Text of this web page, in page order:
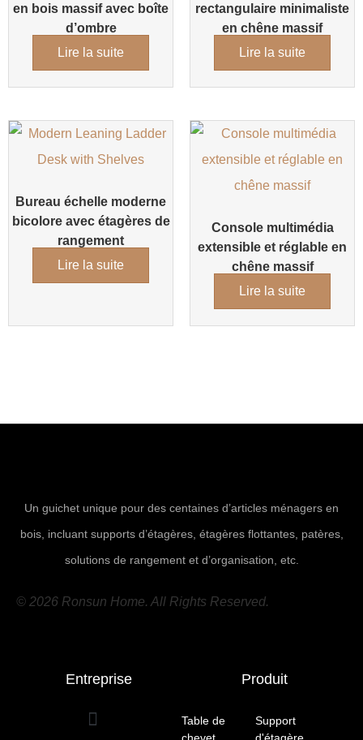
en bois massif avec boîte
d’ombre
Lire la suite
rectangulaire minimaliste
en chêne massif
Lire la suite
Bureau échelle moderne
bicolore avec étagères de
rangement
Lire la suite
Console multimédia
extensible et réglable en
chêne massif
Lire la suite
Un guichet unique pour des centaines d’articles ménagers en
bois, incluant supports d’étagères, étagères flottantes, patères,
solutions de rangement et d’organisation, etc.
© 2026 Ronsun Home. All Rights Reserved.
Entreprise Produit
Table de
chevet
Support
d'étagère